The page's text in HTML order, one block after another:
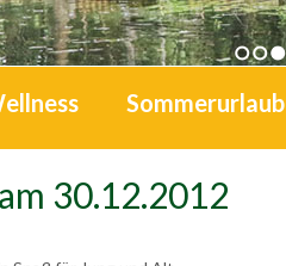
1 2 3
Sommerurlaub
30.12.2012